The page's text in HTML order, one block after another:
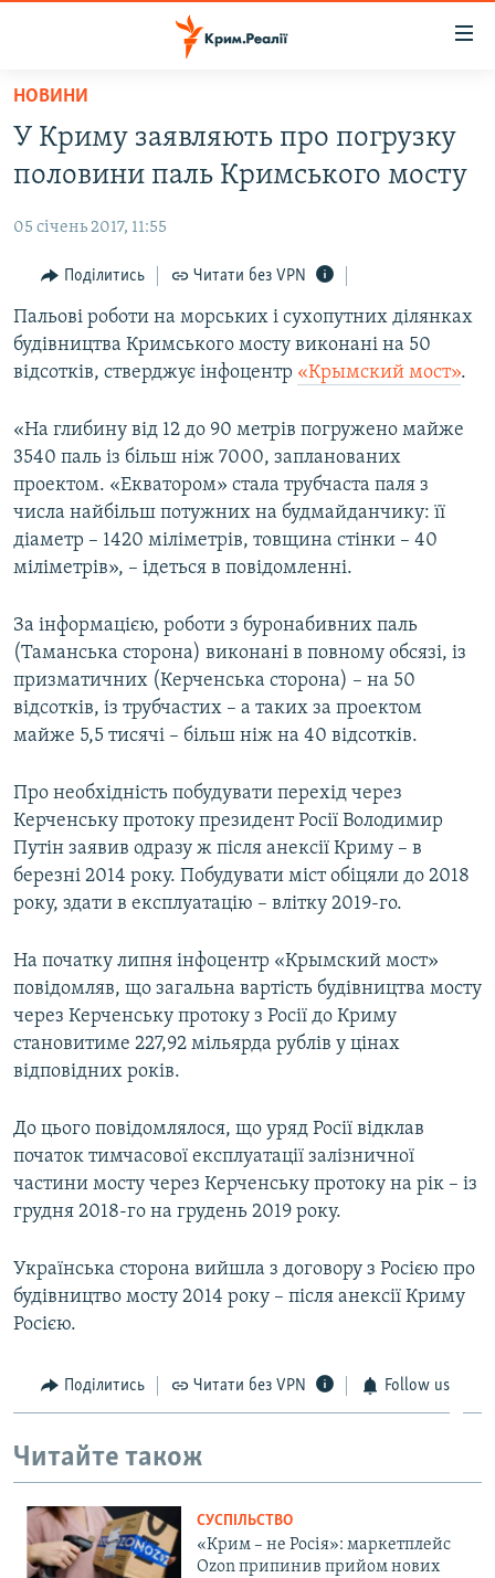
Перейти
основного
матеріалу
до
навігації
Перейти
до
пошуку
ВОДА.КРИМ
ПОЛІТИКА
БЛОГИ
ПОГЛЯД
ІНТЕРВ'Ю
СПЕЦПРОЕКТИ
ВІДЕОУРОКИ «ELIFBE»
СВІДЧЕННЯ ОКУПАЦІЇ
ІНФОГРАФІКА
ЯК ОБІЙТИ БЛОКУВАННЯ
Русский
Qırımtatar
ДОЛУЧАЙСЯ!
Усі сайти RFE/RL
НОВИНИ
У Криму заявляють про погрузку
половини паль Кримського мосту
05 січень 2017, 11:55
Поділитись Читати без VPN
Пальові роботи на морських і сухопутних ділянках
будівництва Кримського мосту виконані на 50
відсотків, стверджує інфоцентр «Крымский мост».
«На глибину від 12 до 90 метрів погружено майже
3540 паль із більш ніж 7000, запланованих
проектом. «Екватором» стала трубчаста паля з
числа найбільш потужних на будмайданчику: її
діаметр – 1420 міліметрів, товщина стінки – 40
міліметрів», – ідеться в повідомленні.
За інформацією, роботи з буронабивних паль
(Таманська сторона) виконані в повному обсязі, із
призматичних (Керченська сторона) – на 50
відсотків, із трубчастих – а таких за проектом
майже 5,5 тисячі – більш ніж на 40 відсотків.
Про необхідність побудувати перехід через
Керченську протоку президент Росії Володимир
Путін заявив одразу ж після анексії Криму – в
березні 2014 року. Побудувати міст обіцяли до 2018
року, здати в експлуатацію – влітку 2019-го.
На початку липня інфоцентр «Крымский мост»
повідомляв, що загальна вартість будівництва мосту
через Керченську протоку з Росії до Криму
становитиме 227,92 мільярда рублів у цінах
відповідних років.
До цього повідомлялося, що уряд Росії відклав
початок тимчасової експлуатації залізничної
частини мосту через Керченську протоку на рік – із
грудня 2018-го на грудень 2019 року.
Українська сторона вийшла з договору з Росією про
будівництво мосту 2014 року – після анексії Криму
Росією.
Поділитись Читати без VPN Follow us
Читайте також
СУСПІЛЬСТВО
«Крим – не Росія»: маркетплейс
Ozon припинив прийом нових